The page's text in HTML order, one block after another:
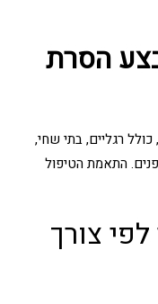
הסרת
רגליים, בתי שחי,
התאמת הטיפול
צורך